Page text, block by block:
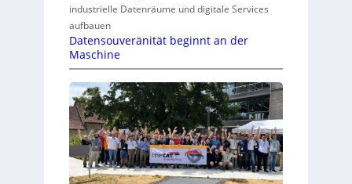
industrielle Datenräume und digitale Services
aufbauen
Datensouveränität beginnt an der
Maschine